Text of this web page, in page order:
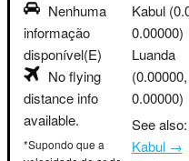
Nenhuma
informação
disponível(E)
No flying
distance info
available.
*Supondo que a
Kabul
0.00000)
Luanda
(0.00000,
0.00000)
See also:
Kabul →